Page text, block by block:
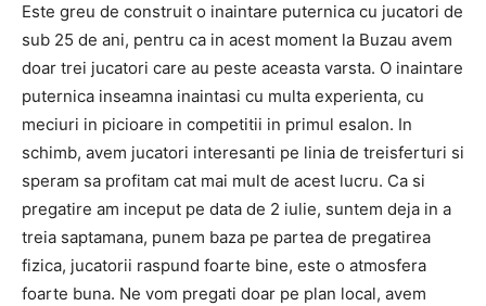
Este greu de construit o inaintare puternica cu jucatori de
sub 25 de ani, pentru ca in acest moment la Buzau avem
doar trei jucatori care au peste aceasta varsta. O inaintare
puternica inseamna inaintasi cu multa experienta, cu
meciuri in picioare in competitii in primul esalon. In
schimb, avem jucatori interesanti pe linia de treisferturi si
speram sa profitam cat mai mult de acest lucru. Ca si
pregatire am inceput pe data de 2 iulie, suntem deja in a
treia saptamana, punem baza pe partea de pregatirea
fizica, jucatorii raspund foarte bine, este o atmosfera
foarte buna. Ne vom pregati doar pe plan local, avem